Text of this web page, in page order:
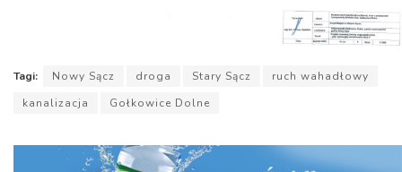
Tagi: Nowy Sącz droga Stary Sącz
ruch wahadłowy
kanalizacja
Gołkowice Dolne